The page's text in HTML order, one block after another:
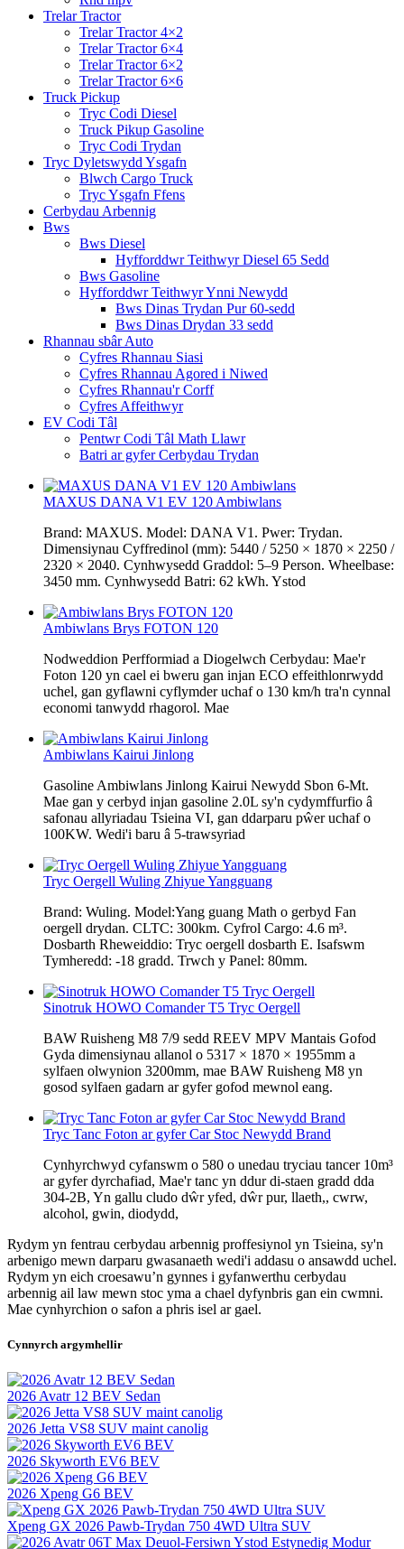
Trelar Tractor
Trelar Tractor 4×2
Trelar Tractor 6×4
Trelar Tractor 6×2
Trelar Tractor 6×6
Truck Pickup
Tryc Codi Diesel
Truck Pikup Gasoline
Tryc Codi Trydan
Tryc Dyletswydd Ysgafn
Blwch Cargo Truck
Tryc Ysgafn Ffens
Cerbydau Arbennig
Bws
Bws Diesel
Hyfforddwr Teithwyr Diesel 65 Sedd
Bws Gasoline
Hyfforddwr Teithwyr Ynni Newydd
Bws Dinas Trydan Pur 60-sedd
Bws Dinas Drydan 33 sedd
Rhannau sbâr Auto
Cyfres Rhannau Siasi
Cyfres Rhannau Agored i Niwed
Cyfres Rhannau'r Corff
Cyfres Affeithwyr
EV Codi Tâl
Pentwr Codi Tâl Math Llawr
Batri ar gyfer Cerbydau Trydan
MAXUS DANA V1 EV 120 Ambiwlans
Brand: MAXUS. Model: DANA V1. Pwer: Trydan.
Dimensiynau Cyffredinol (mm): 5440 / 5250 × 1870 × 2250 /
2320 × 2040. Cynhwysedd Graddol: 5–9 Person. Wheelbase:
3450 mm. Cynhwysedd Batri: 62 kWh. Ystod
Ambiwlans Brys FOTON 120
Nodweddion Perfformiad a Diogelwch Cerbydau: Mae'r
Foton 120 yn cael ei bweru gan injan ECO effeithlonrwydd
uchel, gan gyflawni cyflymder uchaf o 130 km/h tra'n cynnal
economi tanwydd rhagorol. Mae
Ambiwlans Kairui Jinlong
Gasoline Ambiwlans Jinlong Kairui Newydd Sbon 6-Mt.
Mae gan y cerbyd injan gasoline 2.0L sy'n cydymffurfio â
safonau allyriadau Tsieina VI, gan ddarparu pŵer uchaf o
100KW. Wedi'i baru â 5-trawsyriad
Tryc Oergell Wuling Zhiyue Yangguang
Brand: Wuling. Model:Yang guang Math o gerbyd Fan
oergell drydan. CLTC: 300km. Cyfrol Cargo: 4.6 m³.
Dosbarth Rheweiddio: Tryc oergell dosbarth E. Isafswm
Tymheredd: -18 gradd. Trwch y Panel: 80mm.
Sinotruk HOWO Comander T5 Tryc Oergell
BAW Ruisheng M8 7/9 sedd REEV MPV Mantais Gofod
Gyda dimensiynau allanol o 5317 × 1870 × 1955mm a
sylfaen olwynion 3200mm, mae BAW Ruisheng M8 yn
gosod sylfaen gadarn ar gyfer gofod mewnol eang.
Tryc Tanc Foton ar gyfer Car Stoc Newydd Brand
Cynhyrchwyd cyfanswm o 580 o unedau tryciau tancer 10m³
ar gyfer dyrchafiad, Mae'r tanc yn ddur di-staen gradd dda
304-2B, Yn gallu cludo dŵr yfed, dŵr pur, llaeth,, cwrw,
alcohol, gwin, diodydd,
Rydym yn fentrau cerbydau arbennig proffesiynol yn Tsieina, sy'n
arbenigo mewn darparu gwasanaeth wedi'i addasu o ansawdd uchel.
Rydym yn eich croesawu’n gynnes i gyfanwerthu cerbydau
arbennig ail law mewn stoc yma a chael dyfynbris gan ein cwmni.
Mae cynhyrchion o safon a phris isel ar gael.
Cynnyrch argymhellir
2026 Avatr 12 BEV Sedan
2026 Jetta VS8 SUV maint canolig
2026 Skyworth EV6 BEV
2026 Xpeng G6 BEV
Xpeng GX 2026 Pawb-Trydan 750 4WD Ultra SUV